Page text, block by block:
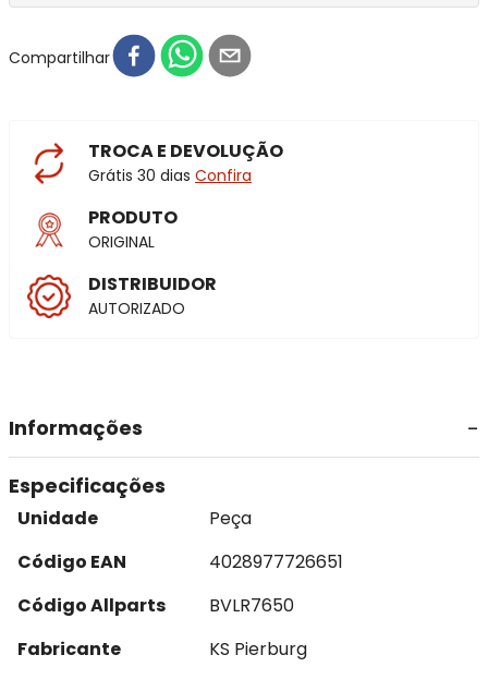
Compartilhar
TROCA E DEVOLUÇÃO
Grátis 30 dias Confira
PRODUTO
ORIGINAL
DISTRIBUIDOR
AUTORIZADO
Informações
Especificações
Unidade
Peça
Código EAN
4028977726651
Código Allparts
BVLR7650
Fabricante
KS Pierburg